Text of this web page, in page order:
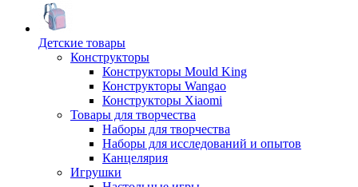
Детские товары
Конструкторы
Конструкторы Mould King
Конструкторы Wangao
Конструкторы Xiaomi
Товары для творчества
Наборы для творчества
Наборы для исследований и опытов
Канцелярия
Игрушки